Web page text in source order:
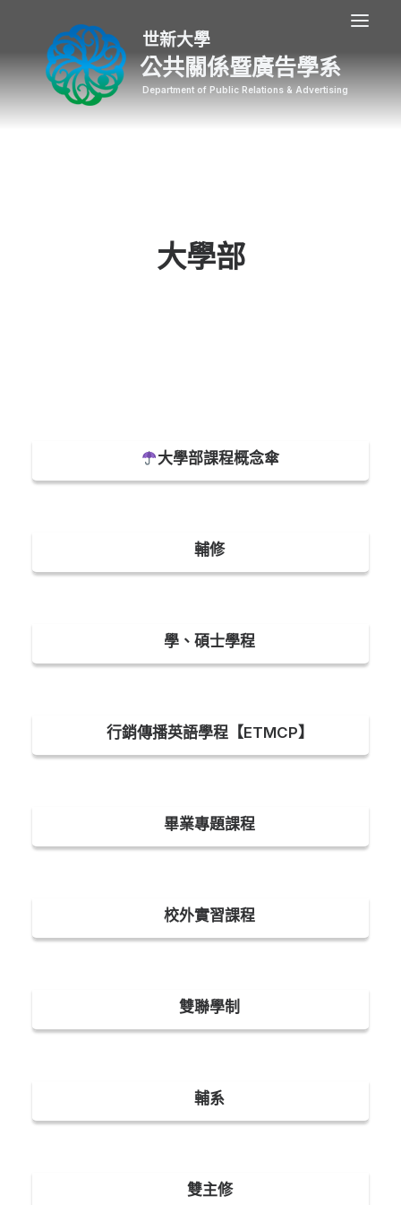
公共關係暨廣告學系
大學部
大學部課程概念傘
輔修
學、碩士學程
行銷傳播英語學程【ETMCP】
畢業專題課程
校外實習課程
雙聯學制
輔系
雙主修